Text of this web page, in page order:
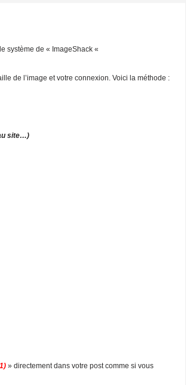
système de « ImageShack «
de l’image et votre connexion. Voici la méthode :
site…)
» directement dans votre post comme si vous